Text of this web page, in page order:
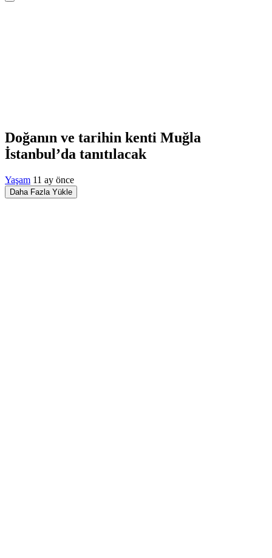
Doğanın ve tarihin kenti Muğla
İstanbul’da tanıtılacak
Yaşam 11 ay önce
Daha Fazla Yükle